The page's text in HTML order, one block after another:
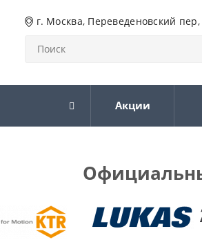
г. Москва, Переведеновский
Акции